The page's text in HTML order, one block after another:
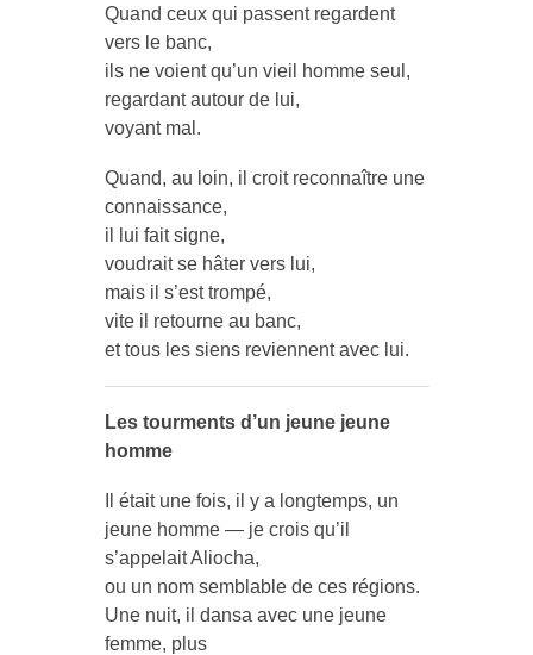
Quand ceux qui passent regardent
vers le banc,
ils ne voient qu’un vieil homme seul,
regardant autour de lui,
voyant mal.
Quand, au loin, il croit reconnaître une
connaissance,
il lui fait signe,
voudrait se hâter vers lui,
mais il s’est trompé,
vite il retourne au banc,
et tous les siens reviennent avec lui.
Les tourments d’un jeune jeune
homme
Il était une fois, il y a longtemps, un
jeune homme — je crois qu’il
s’appelait Aliocha,
ou un nom semblable de ces régions.
Une nuit, il dansa avec une jeune
femme, plus